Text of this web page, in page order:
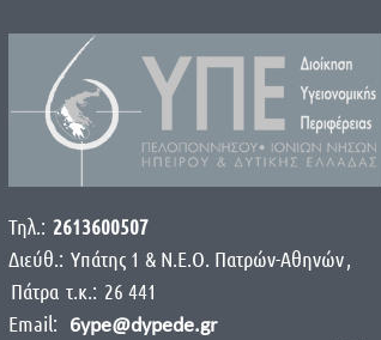
Τηλ.: 2613600507
Διεύθ.: Yπάτης 1 & Ν.Ε.Ο. Πατρών-Αθηνών,
Πάτρα τ.κ.: 26 441
Email:
6ype@dypede.gr